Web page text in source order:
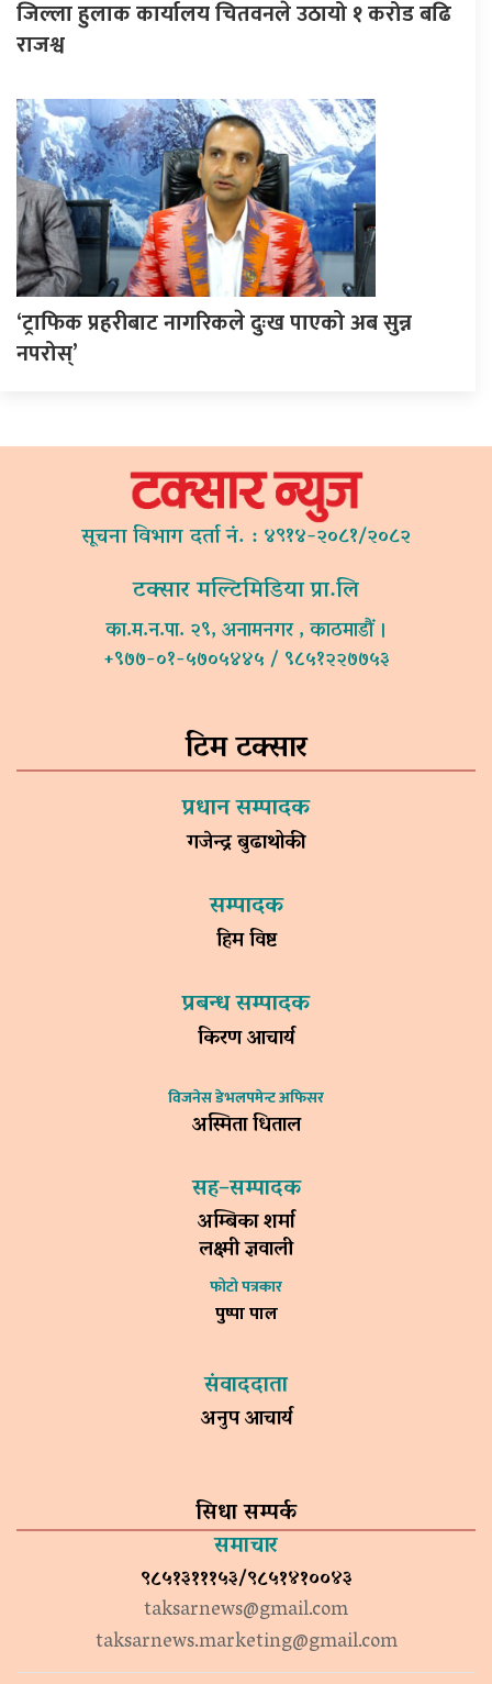
जिल्ला हुलाक कार्यालय चितवनले उठायो १ करोड बढि
राजश्व
‘ट्राफिक प्रहरीबाट नागरिकले दुःख पाएको अब सुन्न
नपरोस्’
सूचना विभाग दर्ता नं. : ४९१४-२०८१/२०८२
टक्सार मल्टिमिडिया प्रा.लि
का.म.न.पा. २९, अनामनगर , काठमाडौं ।
+९७७-०१-५७०५४४५ / ९८५१२२७७५३
टिम टक्सार
प्रधान सम्पादक
गजेन्द्र बुढाथोकी
सम्पादक
हिम विष्ट
प्रबन्ध सम्पादक
किरण आचार्य
विजनेस डेभलपमेन्ट अफिसर
अस्मिता धिताल
सह–सम्पादक
अम्बिका शर्मा
लक्ष्मी ज्ञवाली
फोटो पत्रकार
पुष्पा पाल
संवाददाता
अनुप आचार्य
सिधा सम्पर्क
समाचार
९८५१३१११५३/९८५१४१००४३
taksarnews@gmail.com
taksarnews.marketing@gmail.com